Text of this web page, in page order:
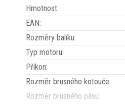
Hmotnost:
EAN:
Rozměry balíku:
Typ motoru:
Příkon:
Rozměr brusného kotouče:
Rozměr brusného pásu: